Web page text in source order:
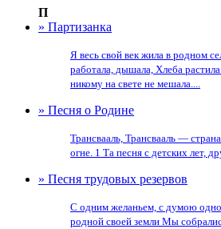
П
» Партизанка
Я весь свой век жила в родном
работала, дышала, Хлеба
никому на свете не мешала....
» Песня о Родине
Трансвааль, Трансвааль —
огне. 1 Та песня с детских лет,
» Песня трудовых резервов
С одним желаньем, с думою
родной своей земли Мы